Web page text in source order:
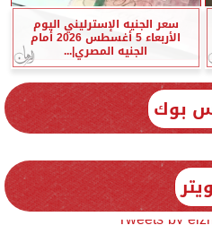
سعر الجنيه الإسترليني اليوم
الأربعاء 5 أغسطس 2026 أمام
الجنيه المصري|...
بوك
Tweets by